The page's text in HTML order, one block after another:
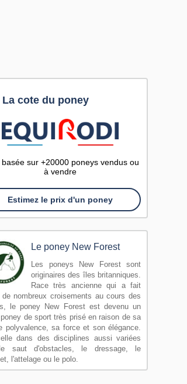
La cote du poney
sur +20000 poneys vendus ou
à vendre
Estimez le prix d'un poney
Le poney New Forest
Les poneys New Forest sont
originaires des îles britanniques.
Race très ancienne qui a fait
de nombreux croisements au cours des
le poney New Forest est devenu un
de sport très prisé en raison de sa
polyvalence, sa force et son élégance.
dans des disciplines aussi variées
saut d'obstacles, le dressage, le
l'attelage ou le polo.